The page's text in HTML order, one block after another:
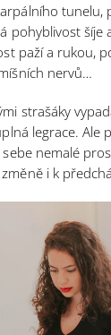
tunelu,
pohyblivost šíje
paží a rukou,
nervů…
strašáky
legrace. Ale
nemalé
i k